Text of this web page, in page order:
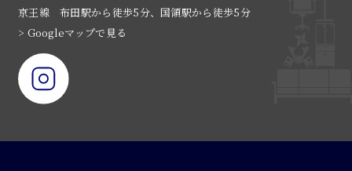
京王線 布田駅から徒歩5分、国領駅から徒歩5分
> Googleマップで見る